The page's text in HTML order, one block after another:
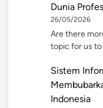
Dunia
26/05/2026
Are there
topic for us to
Sistem
Indonesia